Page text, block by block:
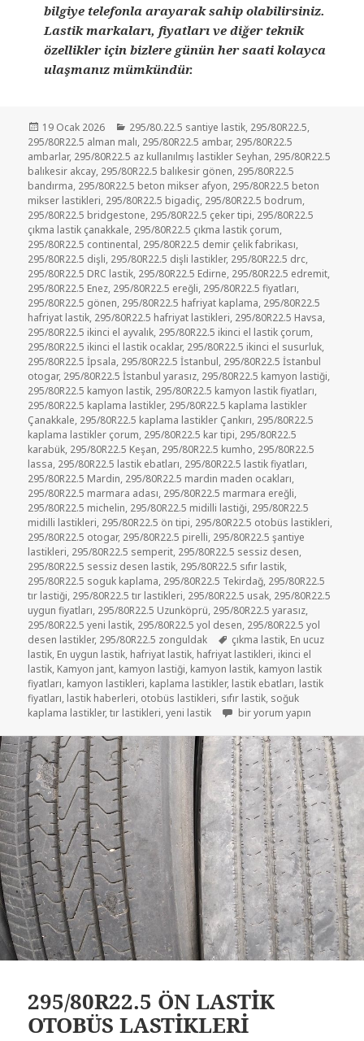
bilgiye telefonla arayarak sahip olabilirsiniz.
Lastik markaları, fiyatları ve diğer teknik
özellikler için bizlere günün her saati kolayca
ulaşmanız mümkündür.
Yayın
tarihi
19 Ocak 2026 Kategoriler
295/80.22.5 santiye lastik, 295/80R22.5,
295/80R22.5 alman malı, 295/80R22.5 ambar, 295/80R22.5
ambarlar, 295/80R22.5 az kullanılmış lastikler Seyhan, 295/80R22.5
balıkesir akcay, 295/80R22.5 balıkesir gönen, 295/80R22.5
bandırma, 295/80R22.5 beton mikser afyon, 295/80R22.5 beton
mikser lastikleri, 295/80R22.5 bigadiç, 295/80R22.5 bodrum,
295/80R22.5 bridgestone, 295/80R22.5 çeker tipi, 295/80R22.5
çıkma lastik çanakkale, 295/80R22.5 çıkma lastik çorum,
295/80R22.5 continental, 295/80R22.5 demir çelik fabrikası,
295/80R22.5 dişli, 295/80R22.5 dişli lastikler, 295/80R22.5 drc,
295/80R22.5 DRC lastik, 295/80R22.5 Edirne, 295/80R22.5 edremit,
295/80R22.5 Enez, 295/80R22.5 ereğli, 295/80R22.5 fiyatları,
295/80R22.5 gönen, 295/80R22.5 hafriyat kaplama, 295/80R22.5
hafriyat lastik, 295/80R22.5 hafriyat lastikleri, 295/80R22.5 Havsa,
295/80R22.5 ikinci el ayvalık, 295/80R22.5 ikinci el lastik çorum,
295/80R22.5 ikinci el lastik ocaklar, 295/80R22.5 ikinci el susurluk,
295/80R22.5 İpsala, 295/80R22.5 İstanbul, 295/80R22.5 İstanbul
otogar, 295/80R22.5 İstanbul yarasız, 295/80R22.5 kamyon lastiği,
295/80R22.5 kamyon lastik, 295/80R22.5 kamyon lastik fiyatları,
295/80R22.5 kaplama lastikler, 295/80R22.5 kaplama lastikler
Çanakkale, 295/80R22.5 kaplama lastikler Çankırı, 295/80R22.5
kaplama lastikler çorum, 295/80R22.5 kar tipi, 295/80R22.5
karabük, 295/80R22.5 Keşan, 295/80R22.5 kumho, 295/80R22.5
lassa, 295/80R22.5 lastik ebatları, 295/80R22.5 lastik fiyatları,
295/80R22.5 Mardin, 295/80R22.5 mardin maden ocakları,
295/80R22.5 marmara adası, 295/80R22.5 marmara ereğli,
295/80R22.5 michelin, 295/80R22.5 midilli lastiği, 295/80R22.5
midilli lastikleri, 295/80R22.5 ön tipi, 295/80R22.5 otobüs lastikleri,
295/80R22.5 otogar, 295/80R22.5 pirelli, 295/80R22.5 şantiye
lastikleri, 295/80R22.5 semperit, 295/80R22.5 sessiz desen,
295/80R22.5 sessiz desen lastik, 295/80R22.5 sıfır lastik,
295/80R22.5 soguk kaplama, 295/80R22.5 Tekirdağ, 295/80R22.5
tır lastiği, 295/80R22.5 tır lastikleri, 295/80R22.5 usak, 295/80R22.5
uygun fiyatları, 295/80R22.5 Uzunköprü, 295/80R22.5 yarasız,
295/80R22.5 yeni lastik, 295/80R22.5 yol desen, 295/80R22.5 yol
desen lastikler, 295/80R22.5 zonguldak Etiketler
çıkma lastik, En ucuz
lastik, En uygun lastik, hafriyat lastik, hafriyat lastikleri, ikinci el
lastik, Kamyon jant, kamyon lastiği, kamyon lastik, kamyon lastik
fiyatları, kamyon lastikleri, kaplama lastikler, lastik ebatları, lastik
fiyatları, lastik haberleri, otobüs lastikleri, sıfır lastik, soğuk
kaplama lastikler,tır lastikleri,yeni lastik HAFRİYAT İKİNCİ EL
bir yorum yapın
295/80R22.5 ÖN LASTİK
OTOBÜS LASTİKLERİ